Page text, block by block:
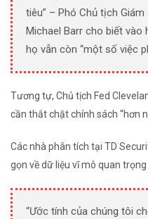
tiêu” – Phó Chủ tịch
Michael Barr cho biết vào
họ vẫn còn “một số việc
Tương tự, Chủ tịch Fed
cần thắt chặt chính sách “hơn
Các nhà phân tích tại TD
gọn về dữ liệu vĩ mô quan
“Ước tính của chúng tôi